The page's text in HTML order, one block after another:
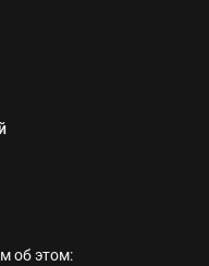
об этом: